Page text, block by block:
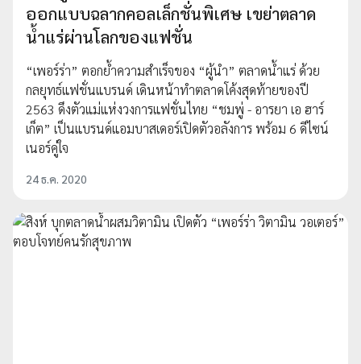
ออกแบบฉลากคอลเล็กชั่นพิเศษ เขย่าตลาด
น้ำแร่ผ่านโลกของแฟชั่น
“เพอร์ร่า” ตอกย้ำความสำเร็จของ “ผู้นำ” ตลาดน้ำแร่ ด้วย
กลยุทธ์แฟชั่นแบรนด์ เดินหน้าทำตลาดโค้งสุดท้ายของปี
2563 ดึงตัวแม่แห่งวงการแฟชั่นไทย “ชมพู่ - อารยา เอ ฮาร์
เก็ต” เป็นแบรนด์แอมบาสเดอร์เปิดตัวอลังการ พร้อม 6 ดีไซน์
เนอร์คู่ใจ
24 ธ.ค. 2020